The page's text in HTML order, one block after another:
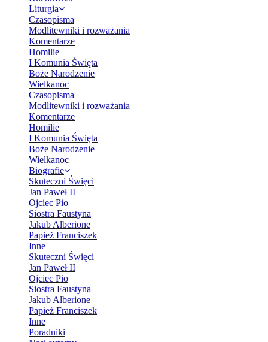
Liturgia
Czasopisma
Modlitewniki i rozważania
Komentarze
Homilie
I Komunia Święta
Boże Narodzenie
Wielkanoc
Czasopisma
Modlitewniki i rozważania
Komentarze
Homilie
I Komunia Święta
Boże Narodzenie
Wielkanoc
Biografie
Skuteczni Święci
Jan Paweł II
Ojciec Pio
Siostra Faustyna
Jakub Alberione
Papież Franciszek
Inne
Skuteczni Święci
Jan Paweł II
Ojciec Pio
Siostra Faustyna
Jakub Alberione
Papież Franciszek
Inne
Poradniki